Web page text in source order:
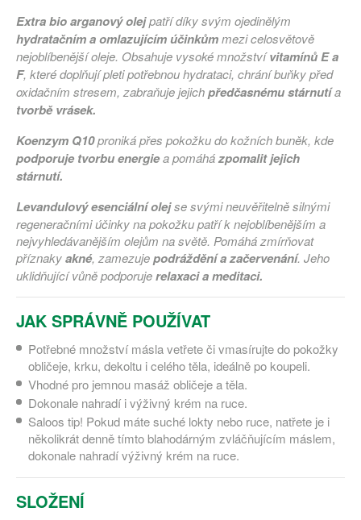
Extra bio arganový olejpatří díky svým ojedinělým
hydratačním a omlazujícím účinkůmmezi celosvětově
nejoblíbenější oleje. Obsahuje vysoké množstvívitamínů E a
F, které doplňují pleti potřebnou hydrataci, chrání buňky před
oxidačním stresem, zabraňuje jejichpředčasnému stárnutía
tvorbě vrásek.
Koenzym Q10proniká přes pokožku do kožních buněk, kde
podporuje tvorbu energiea pomáházpomalit jejich
stárnutí.
Levandulový esenciální olejse svými neuvěřitelně silnými
regeneračními účinky na pokožku patří k nejoblíbenějším a
nejvyhledávanějším olejům na světě. Pomáhá zmírňovat
příznakyakné, zamezujepodráždění a začervenání. Jeho
uklidňující vůně podporujerelaxaci a meditaci.
JAK SPRÁVNĚ POUŽÍVAT
Potřebné množství másla vetřete či vmasírujte do pokožky
obličeje, krku, dekoltu i celého těla, ideálně po koupeli.
Vhodné pro jemnou masáž obličeje a těla.
Dokonale nahradí i výživný krém na ruce.
Saloos tip! Pokud máte suché lokty nebo ruce, natřete je i
několikrát denně tímto blahodárným zvláčňujícím máslem,
dokonale nahradí výživný krém na ruce.
SLOŽENÍ